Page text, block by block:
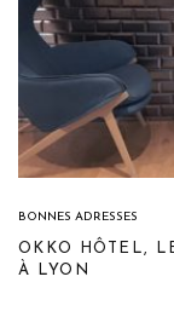
BONNES ADRESSES
OKKO HÔTEL,
À LYON